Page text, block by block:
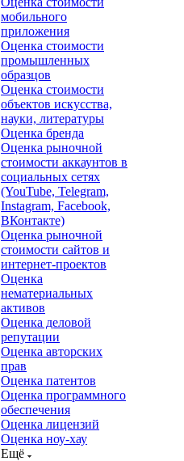
мобильного
приложения
Оценка стоимости
промышленных
образцов
Оценка стоимости
объектов искусства,
науки, литературы
Оценка бренда
Оценка рыночной
стоимости аккаунтов в
социальных сетях
(YouTube, Telegram,
Instagram, Facebook,
ВКонтакте)
Оценка рыночной
стоимости сайтов и
интернет-проектов
Оценка
нематериальных
активов
Оценка деловой
репутации
Оценка авторских
прав
Оценка патентов
Оценка программного
обеспечения
Оценка лицензий
Оценка ноу-хау
Ещё